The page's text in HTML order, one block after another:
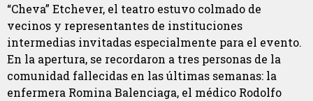
“Cheva” Etchever, el teatro estuvo colmado de
vecinos y representantes de instituciones
intermedias invitadas especialmente para el evento.
En la apertura, se recordaron a tres personas de la
comunidad fallecidas en las últimas semanas: la
enfermera Romina Balenciaga, el médico Rodolfo